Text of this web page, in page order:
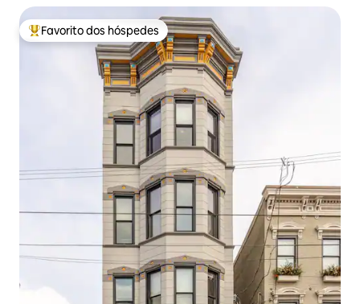
Favoritos dos hóspedes mais apreciados
Favorito dos hóspedes